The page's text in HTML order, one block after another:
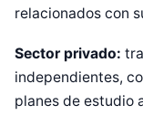
relacionados con
Sector privado:
independientes,
planes de estudio